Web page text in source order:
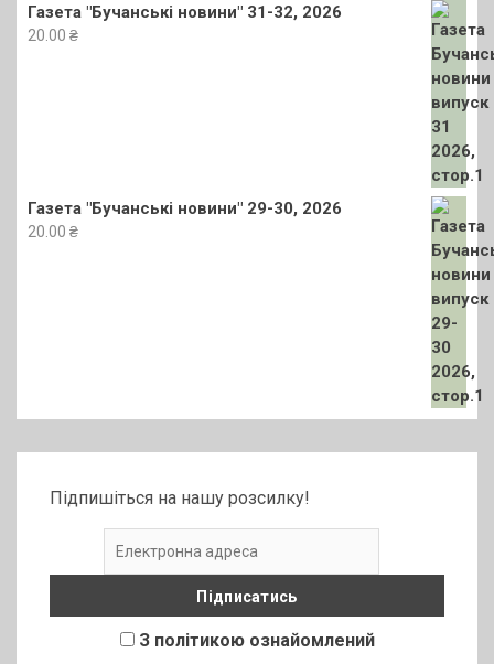
Газета "Бучанські новини" 31-32, 2026
20.00 ₴
Газета "Бучанські новини" 29-30, 2026
20.00 ₴
Підпишіться на нашу розсилку!
З політикою ознайомлений